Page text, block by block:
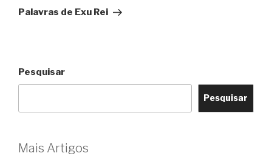
post
Palavras de Exu Rei
Pesquisar
Pesquisar
Mais Artigos